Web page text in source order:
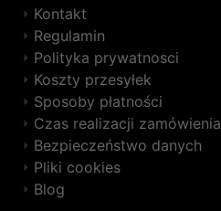
Kontakt
Regulamin
Polityka prywatnosci
Koszty przesyłek
Sposoby płatności
Czas realizacji zamówienia
Bezpieczeństwo danych
Pliki cookies
Blog